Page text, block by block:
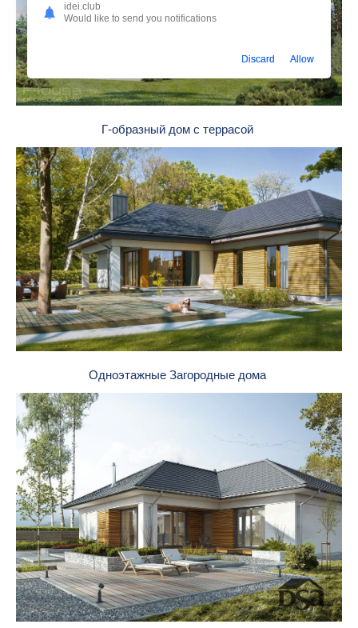
Г-образный дом с террасой
Одноэтажные Загородные дома
idei.club
Would like to send you notifications
Discard Allow